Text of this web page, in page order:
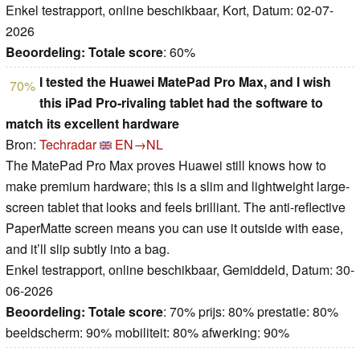
Enkel testrapport, online beschikbaar, Kort, Datum: 02-07-
2026
Beoordeling: Totale score: 60%
70% I tested the Huawei MatePad Pro Max, and I wish
this iPad Pro-rivaling tablet had the software to
match its excellent hardware
Bron: Techradar
EN→NL
The MatePad Pro Max proves Huawei still knows how to
make premium hardware; this is a slim and lightweight large-
screen tablet that looks and feels brilliant. The anti-reflective
PaperMatte screen means you can use it outside with ease,
and it’ll slip subtly into a bag.
Enkel testrapport, online beschikbaar, Gemiddeld, Datum: 30-
06-2026
Beoordeling: Totale score: 70% prijs: 80% prestatie: 80%
beeldscherm: 90% mobiliteit: 80% afwerking: 90%